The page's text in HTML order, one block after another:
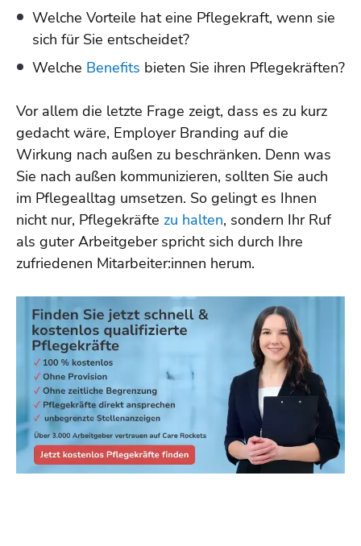
Welche Vorteile hat eine Pflegekraft, wenn sie
sich für Sie entscheidet?
Welche Benefits bieten Sie ihren Pflegekräften?
Vor allem die letzte Frage zeigt, dass es zu kurz
gedacht wäre, Employer Branding auf die
Wirkung nach außen zu beschränken. Denn was
Sie nach außen kommunizieren, sollten Sie auch
im Pflegealltag umsetzen. So gelingt es Ihnen
nicht nur, Pflegekräfte zu halten, sondern Ihr Ruf
als guter Arbeitgeber spricht sich durch Ihre
zufriedenen Mitarbeiter:innen herum.